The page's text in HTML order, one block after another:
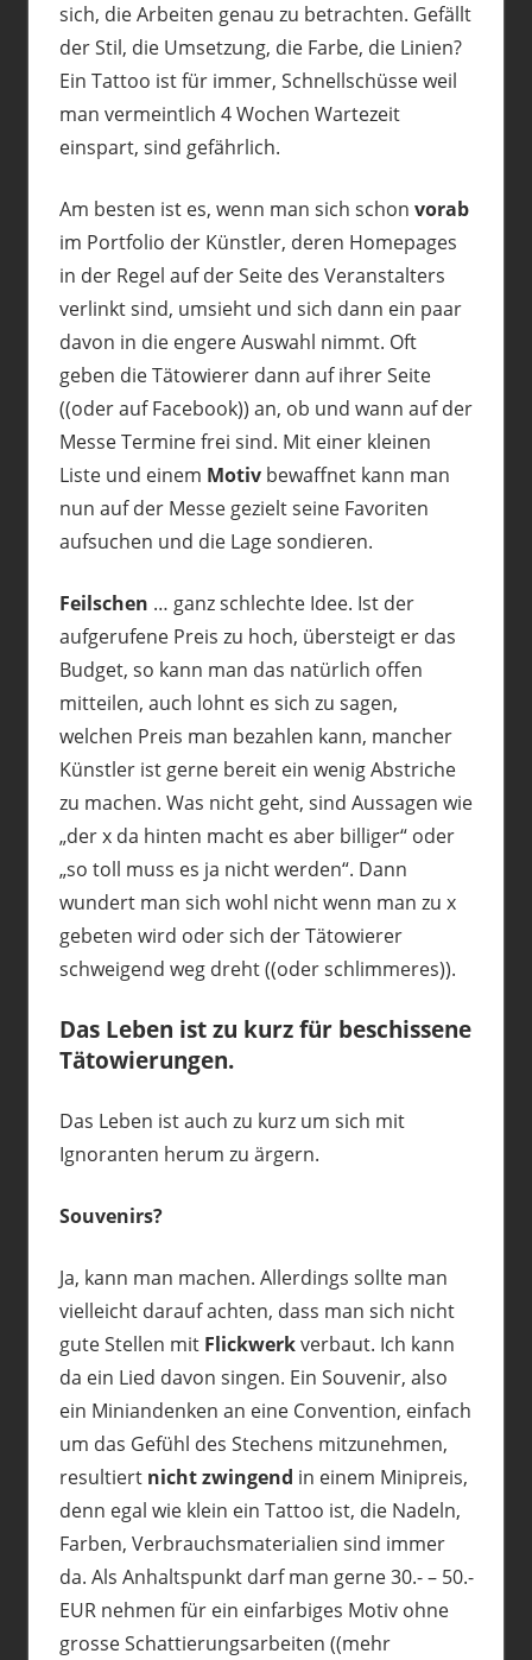
sich, die Arbeiten genau zu betrachten. Gefällt
der Stil, die Umsetzung, die Farbe, die Linien?
Ein Tattoo ist für immer, Schnellschüsse weil
man vermeintlich 4 Wochen Wartezeit
einspart, sind gefährlich.
Am besten ist es, wenn man sich schon vorab
im Portfolio der Künstler, deren Homepages
in der Regel auf der Seite des Veranstalters
verlinkt sind, umsieht und sich dann ein paar
davon in die engere Auswahl nimmt. Oft
geben die Tätowierer dann auf ihrer Seite
((oder auf Facebook)) an, ob und wann auf der
Messe Termine frei sind. Mit einer kleinen
Liste und einem Motivbewaffnet kann man
nun auf der Messe gezielt seine Favoriten
aufsuchen und die Lage sondieren.
Feilschen … ganz schlechte Idee. Ist der
aufgerufene Preis zu hoch, übersteigt er das
Budget, so kann man das natürlich offen
mitteilen, auch lohnt es sich zu sagen,
welchen Preis man bezahlen kann, mancher
Künstler ist gerne bereit ein wenig Abstriche
zu machen. Was nicht geht, sind Aussagen wie
„der x da hinten macht es aber billiger“ oder
„so toll muss es ja nicht werden“. Dann
wundert man sich wohl nicht wenn man zu x
gebeten wird oder sich der Tätowierer
schweigend weg dreht ((oder schlimmeres)).
Das Leben ist zu kurz für beschissene
Tätowierungen.
Das Leben ist auch zu kurz um sich mit
Ignoranten herum zu ärgern.
Souvenirs?
Ja, kann man machen. Allerdings sollte man
vielleicht darauf achten, dass man sich nicht
gute Stellen mit Flickwerkverbaut. Ich kann
da ein Lied davon singen. Ein Souvenir, also
ein Miniandenken an eine Convention, einfach
um das Gefühl des Stechens mitzunehmen,
resultiert nicht zwingend in einem Minipreis,
denn egal wie klein ein Tattoo ist, die Nadeln,
Farben, Verbrauchsmaterialien sind immer
da. Als Anhaltspunkt darf man gerne 30.- – 50.-
EUR nehmen für ein einfarbiges Motiv ohne
grosse Schattierungsarbeiten ((mehr